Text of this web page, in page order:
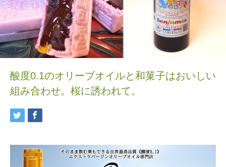
酸度0.1のオリーブオイルと和菓子はおいしい
組み合わせ。桜に誘われて。